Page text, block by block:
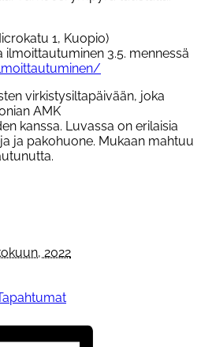
1, Kuopio)
ilmoittautuminen 3.5. mennessä
virkistysiltapäivään, joka
AMK
kanssa. Luvassa on erilaisia
ja pakohuone. Mukaan mahtuu
2022